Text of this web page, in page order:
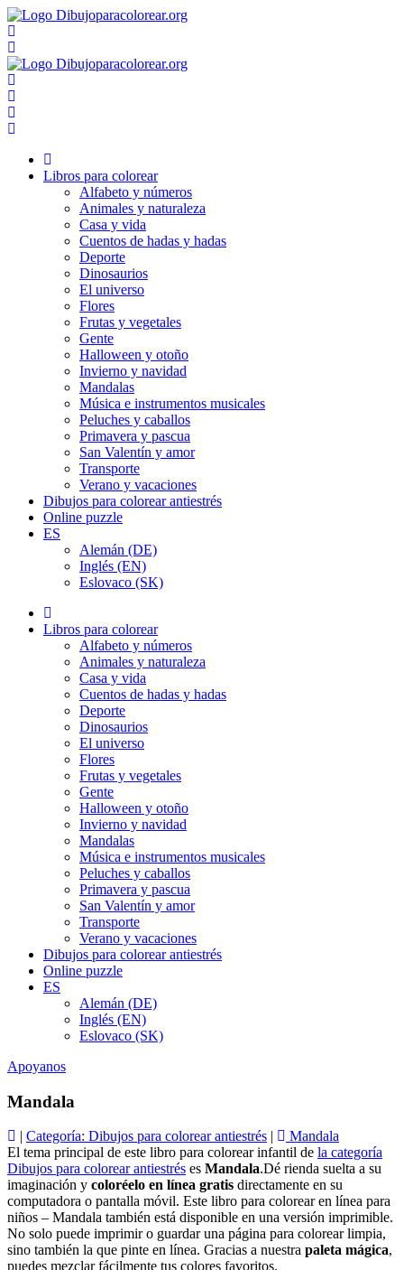
Ir
al
contenido
Libros para colorear
Alfabeto y números
Animales y naturaleza
Casa y vida
Cuentos de hadas y hadas
Deporte
Dinosaurios
El universo
Flores
Frutas y vegetales
Gente
Halloween y otoño
Invierno y navidad
Mandalas
Música e instrumentos musicales
Peluches y caballos
Primavera y pascua
San Valentín y amor
Transporte
Verano y vacaciones
Dibujos para colorear antiestrés
Online puzzle
ES
Alemán (DE)
Inglés (EN)
Eslovaco (SK)
Libros para colorear
Alfabeto y números
Animales y naturaleza
Casa y vida
Cuentos de hadas y hadas
Deporte
Dinosaurios
El universo
Flores
Frutas y vegetales
Gente
Halloween y otoño
Invierno y navidad
Mandalas
Música e instrumentos musicales
Peluches y caballos
Primavera y pascua
San Valentín y amor
Transporte
Verano y vacaciones
Dibujos para colorear antiestrés
Online puzzle
ES
Alemán (DE)
Inglés (EN)
Eslovaco (SK)
Apoyanos
Mandala
| Categoría: Dibujos para colorear antiestrés |
Mandala
El tema principal de este libro para colorear infantil de la categoría
Dibujos para colorear antiestrés es Mandala.Dé rienda suelta a su
imaginación y coloréelo en línea gratis directamente en su
computadora o pantalla móvil. Este libro para colorear en línea para
niños – Mandala también está disponible en una versión imprimible.
No solo puede imprimir o guardar una página para colorear limpia,
sino también la que pinte en línea. Gracias a nuestra paleta mágica,
puedes mezclar fácilmente tus colores favoritos.